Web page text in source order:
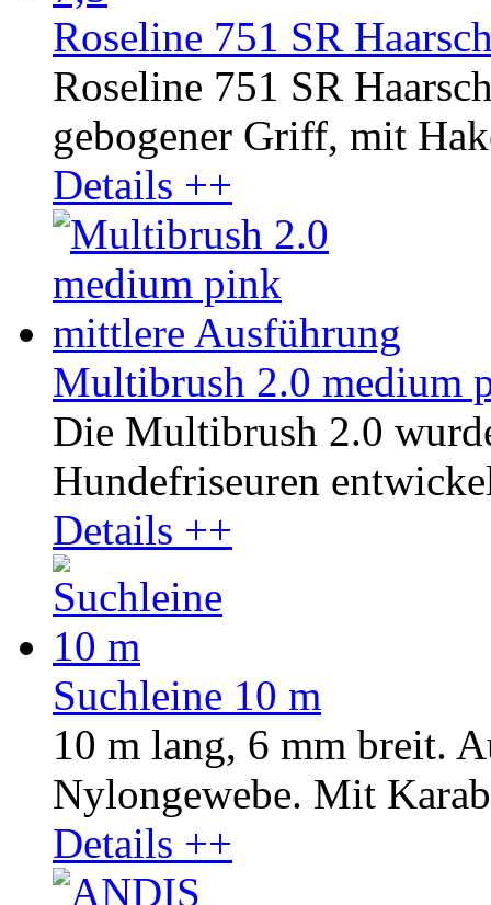
Roseline 751 SR
Roseline 751 SR
gebogener Griff, mit
Details ++
Multibrush 2.0 medium
Die Multibrush 2.0
Hundefriseuren
Details ++
Suchleine 10 m
10 m lang, 6 mm breit.
Nylongewebe. Mit
Details ++